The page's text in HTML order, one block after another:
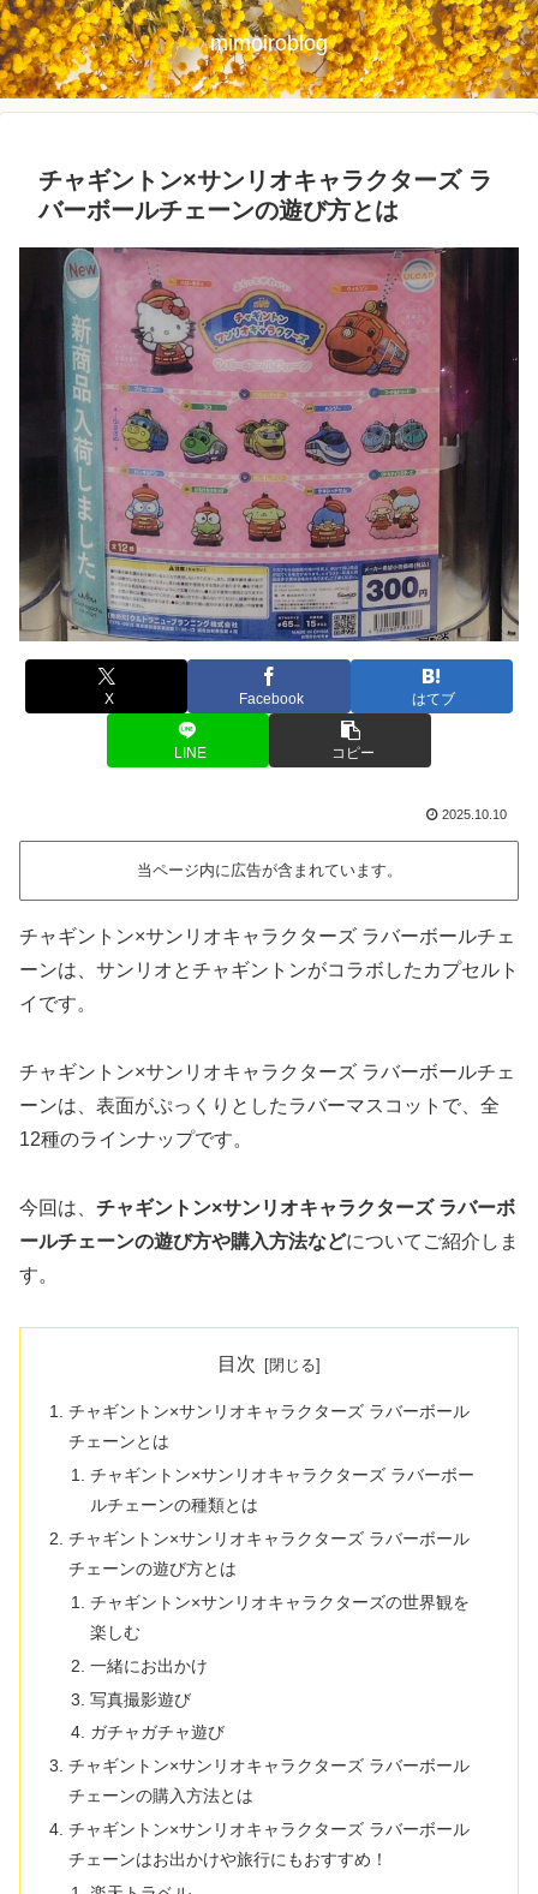
mimoiroblog
チャギントン×サンリオキャラクターズ ラ
バーボールチェーンの遊び方とは
X Facebook はてブ
LINE コピー
2025.10.10
当ページ内に広告が含まれています。
チャギントン×サンリオキャラクターズ ラバーボールチェ
ーンは、サンリオとチャギントンがコラボしたカプセルト
イです。
チャギントン×サンリオキャラクターズ ラバーボールチェ
ーンは、表面がぷっくりとしたラバーマスコットで、全
12種のラインナップです。
今回は、 チャギントン×サンリオキャラクターズ ラバーボ
ールチェーンの遊び方や購入方法などについてご紹介しま
す。
目次
チャギントン×サンリオキャラクターズ ラバーボール
チェーンとは
チャギントン×サンリオキャラクターズ ラバーボー
ルチェーンの種類とは
チャギントン×サンリオキャラクターズ ラバーボール
チェーンの遊び方とは
チャギントン×サンリオキャラクターズの世界観を
楽しむ
一緒にお出かけ
写真撮影遊び
ガチャガチャ遊び
チャギントン×サンリオキャラクターズ ラバーボール
チェーンの購入方法とは
チャギントン×サンリオキャラクターズ ラバーボール
チェーンはお出かけや旅行にもおすすめ！